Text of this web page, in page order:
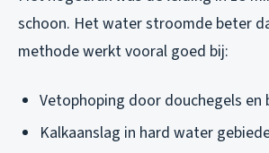
schoon. Het water stroomde beter
methode werkt vooral goed bij:
Vetophoping door douchegels en
Kalkaanslag in hard water